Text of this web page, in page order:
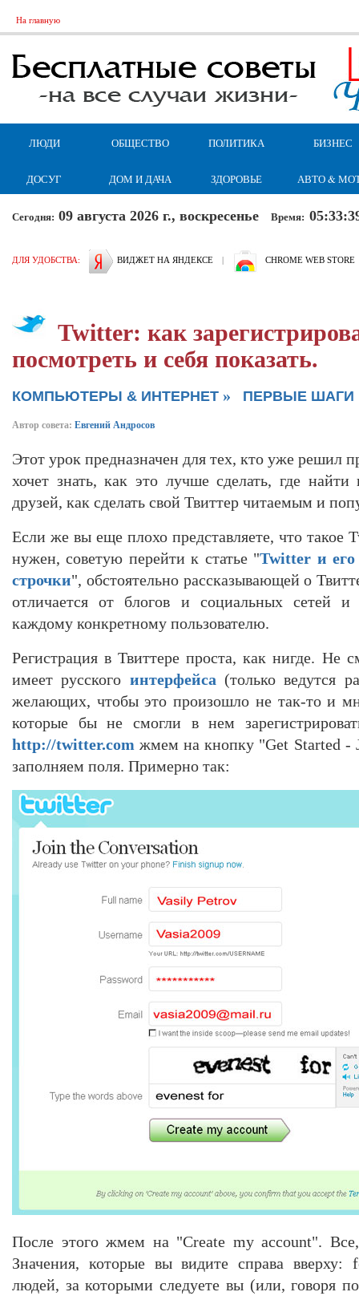
На главную
ЛЮДИ ОБЩЕСТВО ПОЛИТИКА БИЗНЕС
ДОСУГ ДОМ И ДАЧА ЗДОРОВЬЕ АВТО &
Сегодня: 09 августа 2026 г., воскресенье Время:
ДЛЯ УДОБСТВА: ВИДЖЕТ НА ЯНДЕКСЕ | CHROME WEB STORE
Twitter: как
посмотреть и себя показать.
КОМПЬЮТЕРЫ & ИНТЕРНЕТ » ПЕРВЫЕ ШАГИ
Автор совета: Евгений Андросов
Этот урок предназначен для тех, кто уже решил
хочет знать, как это лучше сделать, где найти
друзей, как сделать свой Твиттер читаемым и
Если же вы еще плохо представляете, что такое
нужен, советую перейти к статье "Twitter и
строчки", обстоятельно рассказывающей о
отличается от блогов и социальных сетей и
каждому конкретному пользователю.
Регистрация в Твиттере проста, как нигде. Не
имеет русского интерфейса (только ведутся
желающих, чтобы это произошло не так-то и
которые бы не смогли в нем
http://twitter.com жмем на кнопку "Get Started -
заполняем поля. Примерно так:
После этого жмем на "Create my account".
Значения, которые вы видите справа вверху:
людей, за которыми следуете вы (или, говоря